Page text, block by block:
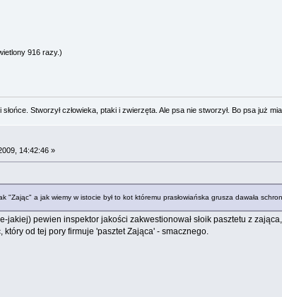
916 razy.)
Stworzył człowieka, ptaki i zwierzęta. Ale psa nie stworzył. Bo psa już
14:42:46 »
"Zając" a jak wiemy w istocie był to kot któremu prasłowiańska grusza dawała
jakiej) pewien inspektor jakości zakwestionował słoik pasztetu z
od tej pory firmuje 'pasztet Zająca' - smacznego.